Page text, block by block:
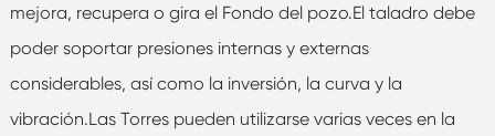
mejora, recupera o gira el Fondo del pozo.El taladro debe
poder soportar presiones internas y externas
considerables, así como la inversión, la curva y la
vibración.Las Torres pueden utilizarse varias veces en la